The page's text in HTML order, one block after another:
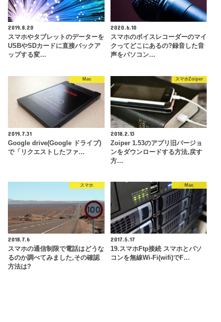
2019.8.20
スマホやタブレットのデーターを
USBやSDカードに直接バックア
ップする変…
2020.6.10
スマホのボイスレコーダーのマイ
クってどこにあるの?録音した音
声をパソコン…
Mac
2019.7.31
Google drive(Google ドライブ)
で「リクエストしたファ…
スマホZoiper
2018.2.13
Zoiper 1.53のアプリ旧バージョ
ンをダウンロードする方法,戻す
方…
スマホ
2018.7.6
スマホの通信制限で電話はどうな
るのか調べてみました,その確認
方法は?
Mac
2017.5.17
19.スマホFtp接続 スマホとパソ
コンを無線Wi-Fi(wifi)でF…